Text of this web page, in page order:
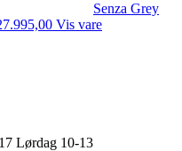
Senza Grey
Vis vare
Lørdag 10-13